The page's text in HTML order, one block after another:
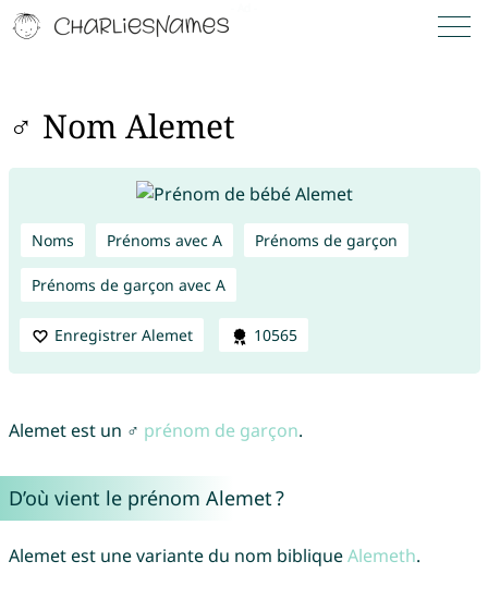
♂ Nom Alemet
Noms Prénoms avec A Prénoms de garçon
Prénoms de garçon avec A
Enregistrer Alemet 10565
Alemet est un ♂ prénom de garçon.
D’où vient le prénom Alemet ?
Alemet est une variante du nom bibliqueAlemeth.